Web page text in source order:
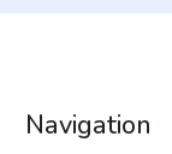
Navigation